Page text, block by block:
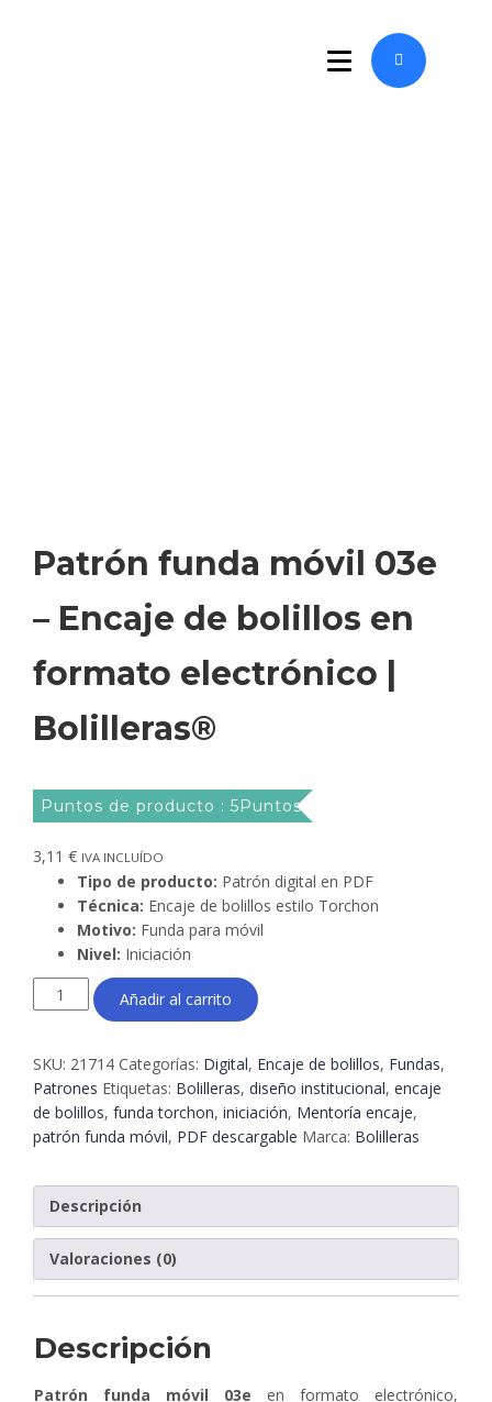
Patrón funda móvil 03e
– Encaje de bolillos en
formato electrónico |
Bolilleras®
Puntos de producto : 5Puntos
3,11 € IVA INCLUÍDO
Tipo de producto: Patrón digital en PDF
Técnica: Encaje de bolillos estilo Torchon
Motivo: Funda para móvil
Nivel: Iniciación
Patrón
funda
03e
–
Encaje
de
en
formato
electrónico
Bolilleras®
cantidad
Añadir al carrito
SKU: 21714 Categorías: Digital, Encaje de bolillos, Fundas,
Patrones Etiquetas: Bolilleras, diseño institucional, encaje
de bolillos, funda torchon, iniciación, Mentoría encaje,
patrón funda móvil, PDF descargable Marca: Bolilleras
Descripción
Valoraciones (0)
Descripción
Patrón funda móvil 03e en formato electrónico,